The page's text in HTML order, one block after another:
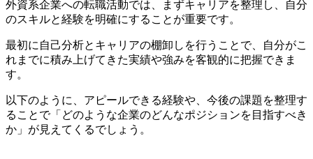
外資系企業への転職活動では、まずキャリアを整理し、自分
のスキルと経験を明確にすることが重要です。
最初に自己分析とキャリアの棚卸しを行うことで、自分がこ
れまでに積み上げてきた実績や強みを客観的に把握できま
す。
以下のように、 アピールできる経験や、今後の課題を整理す
ることで「どのような企業のどんなポジションを目指すべき
か」が見えてくるでしょう。